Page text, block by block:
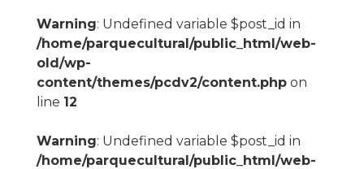
Warning: Undefined variable $post_id in
/home/parquecultural/public_html/web-
old/wp-
content/themes/pcdv2/content.phpon
line 12
Warning: Undefined variable $post_id in
/home/parquecultural/public_html/web-